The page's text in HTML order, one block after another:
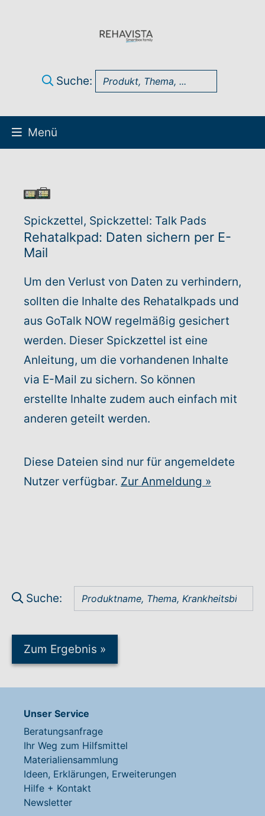
Suche:
Menü
UK Infothek
Produkte
Rundum-Service
Aktuelles
Kontakt
Leichte Sprache
Hilfe + Kontakt
Newsletter
Spickzettel, Spickzettel: Talk Pads
Rehatalkpad: Daten sichern per E-
Mail
Um den Verlust von Daten zu verhindern,
sollten die Inhalte des Rehatalkpads und
aus GoTalk NOW regelmäßig gesichert
werden. Dieser Spickzettel ist eine
Anleitung, um die vorhandenen Inhalte
via E-Mail zu sichern. So können
erstellte Inhalte zudem auch einfach mit
anderen geteilt werden.
Diese Dateien sind nur für angemeldete
Nutzer verfügbar. Zur Anmeldung »
Suche:
Zum Ergebnis »
Unser Service
Beratungsanfrage
Ihr Weg zum Hilfsmittel
Materialiensammlung
Ideen, Erklärungen, Erweiterungen
Hilfe + Kontakt
Newsletter